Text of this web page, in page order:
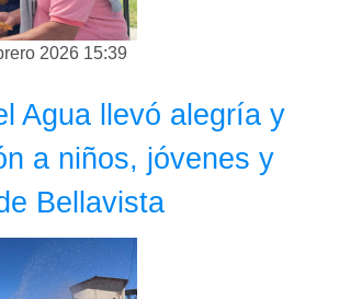
2026 15:39
Agua llevó alegría y
a niños, jóvenes y
Bellavista